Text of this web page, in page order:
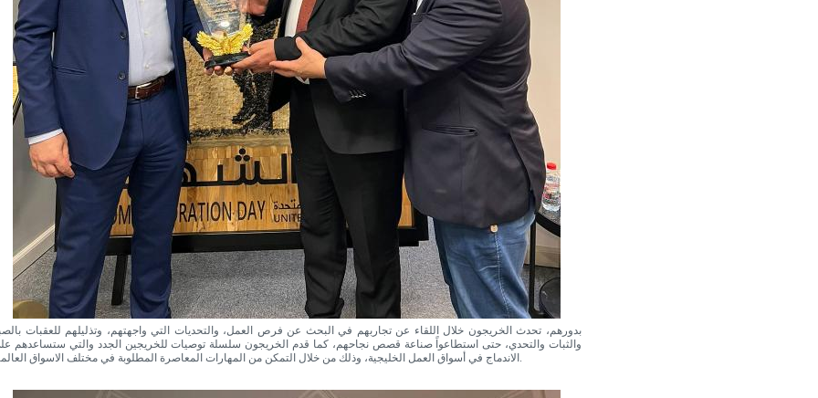
بدورهم، تحدث الخريجون خلال اللقاء عن تجاربهم في البحث عن فرص العمل، والتحديات التي واجهتهم، وتذليلهم للعقبات
والثبات والتحدي، حتى استطاعواً صناعة قصص نجاحهم، كما قدم الخريجون سلسلة توصيات للخريجين الجدد والتي ستساعدهم